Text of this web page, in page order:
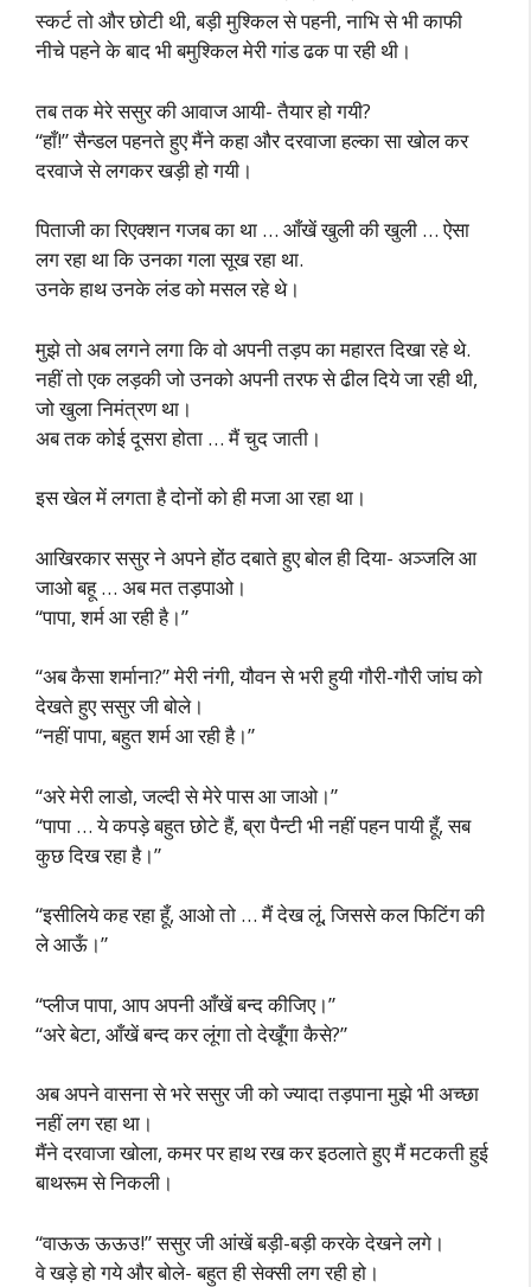
स्कर्ट तो और छोटी थी, बड़ी मुश्किल से पहनी, नाभि से भी काफी
नीचे पहने के बाद भी बमुश्किल मेरी गांड ढक पा रही थी।
तब तक मेरे ससुर की आवाज आयी- तैयार हो गयी?
“हाँ!” सैन्डल पहनते हुए मैंने कहा और दरवाजा हल्का सा खोल कर
दरवाजे से लगकर खड़ी हो गयी।
पिताजी का रिएक्शन गजब का था … आँखें खुली की खुली … ऐसा
लग रहा था कि उनका गला सूख रहा था.
उनके हाथ उनके लंड को मसल रहे थे।
मुझे तो अब लगने लगा कि वो अपनी तड़प का महारत दिखा रहे थे.
नहीं तो एक लड़की जो उनको अपनी तरफ से ढील दिये जा रही थी,
जो खुला निमंत्रण था।
अब तक कोई दूसरा होता … मैं चुद जाती।
इस खेल में लगता है दोनों को ही मजा आ रहा था।
आखिरकार ससुर ने अपने होंठ दबाते हुए बोल ही दिया- अञ्जलि आ
जाओ बहू … अब मत तड़पाओ।
“पापा, शर्म आ रही है।”
“अब कैसा शर्माना?” मेरी नंगी, यौवन से भरी हुयी गौरी-गौरी जांघ को
देखते हुए ससुर जी बोले।
“नहीं पापा, बहुत शर्म आ रही है।”
“अरे मेरी लाडो, जल्दी से मेरे पास आ जाओ।”
“पापा … ये कपड़े बहुत छोटे हैं, ब्रा पैन्टी भी नहीं पहन पायी हूँ, सब
कुछ दिख रहा है।”
“इसीलिये कह रहा हूँ, आओ तो … मैं देख लूं, जिससे कल फिटिंग की
ले आऊँ।”
“प्लीज पापा, आप अपनी आँखें बन्द कीजिए।”
“अरे बेटा, आँखें बन्द कर लूंगा तो देखूँगा कैसे?”
अब अपने वासना से भरे ससुर जी को ज्यादा तड़पाना मुझे भी अच्छा
नहीं लग रहा था।
मैंने दरवाजा खोला, कमर पर हाथ रख कर इठलाते हुए मैं मटकती हुई
बाथरूम से निकली।
“वाऊऊ ऊऊउ!” ससुर जी आंखें बड़ी-बड़ी करके देखने लगे।
वे खड़े हो गये और बोले- बहुत ही सेक्सी लग रही हो।